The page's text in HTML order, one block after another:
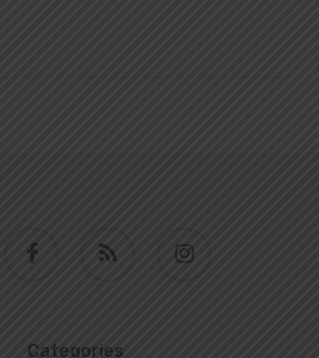
facebook instagram
Categories